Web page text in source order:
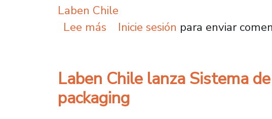
Laben Chile
Lee más sobre De la sala de clases al
Inicie sesión para enviar
Laben Chile lanza Sistema
packaging